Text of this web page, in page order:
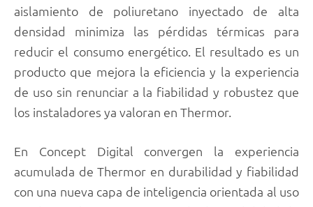
aislamiento de poliuretano inyectado de alta
densidad minimiza las pérdidas térmicas para
reducir el consumo energético. El resultado es un
producto que mejora la eficiencia y la experiencia
de uso sin renunciar a la fiabilidad y robustez que
los instaladores ya valoran en Thermor.
En Concept Digital convergen la experiencia
acumulada de Thermor en durabilidad y fiabilidad
con una nueva capa de inteligencia orientada al uso